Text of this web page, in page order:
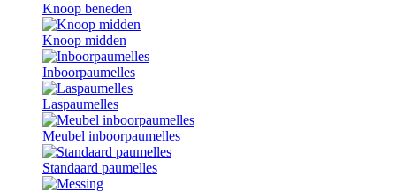
Knoop beneden
Knoop midden
Inboorpaumelles
Laspaumelles
Meubel inboorpaumelles
Standaard paumelles